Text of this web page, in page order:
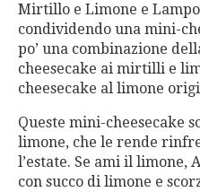
Mirtillo e Limone e
condividendo una mini-
po’ una combinazione
cheesecake ai mirtilli e
cheesecake al limone
Queste mini-cheesecake
limone, che le rende
l’estate. Se ami il limone,
con succo di limone e